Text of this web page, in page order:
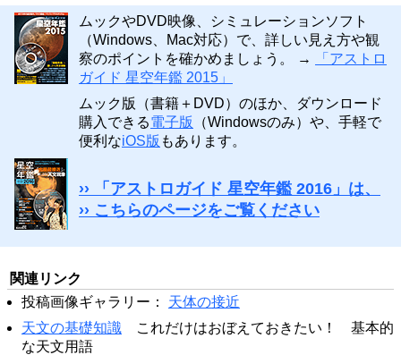
ムックやDVD映像、シミュレーションソフト
（Windows、Mac対応）で、詳しい見え方や観
察のポイントを確かめましょう。 →
「アストロ
ガイド 星空年鑑 2015」
ムック版（書籍＋DVD）のほか、ダウンロード
購入できる電子版
（Windowsのみ）や、手軽で
便利なiOS版 もあります。
›› 「アストロガイド 星空年鑑 2016」は、
›› こちらのページをご覧ください
関連リンク
投稿画像ギャラリー： 天体の接近
天文の基礎知識 これだけはおぼえておきたい！ 基本的
な天文用語